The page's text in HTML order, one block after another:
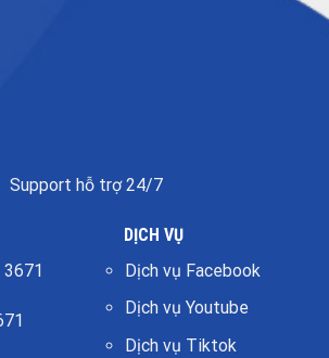
Support hỗ trợ 24/7
3671
DỊCH VỤ
Dịch vụ Facebook
Dịch vụ Youtube
Dịch vụ Tiktok